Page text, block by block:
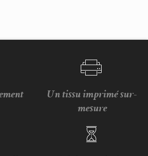
Un tissu imprimé sur-
mesure